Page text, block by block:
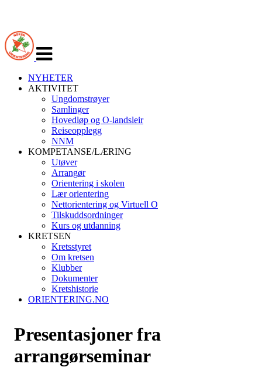
navigasjon
NYHETER
AKTIVITET
Ungdomstrøyer
Samlinger
Hovedløp og O-landsleir
Reiseopplegg
NNM
KOMPETANSE/LÆRING
Utøver
Arrangør
Orientering i skolen
Lær orientering
Nettorientering og Virtuell O
Tilskuddsordninger
Kurs og utdanning
KRETSEN
Kretsstyret
Om kretsen
Klubber
Dokumenter
Kretshistorie
ORIENTERING.NO
Presentasjoner fra
arrangørseminar